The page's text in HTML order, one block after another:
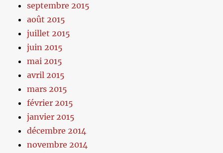
septembre 2015
août 2015
juillet 2015
juin 2015
mai 2015
avril 2015
mars 2015
février 2015
janvier 2015
décembre 2014
novembre 2014